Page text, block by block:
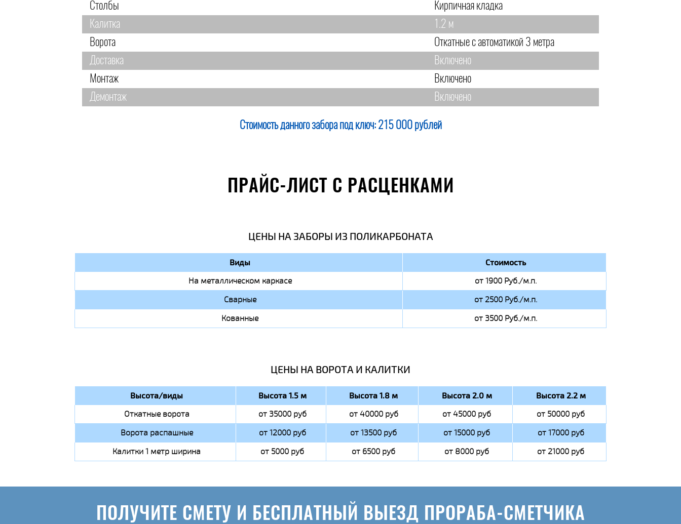
Столбы
Кирпичная кладка
Калитка
1.2 м
Ворота
Откатные с автоматикой 3 метра
Доставка
Включено
Монтаж
Включено
Демонтаж
Включено
Стоимость данного забора под ключ: 215 000 рублей
ПРАЙС-ЛИСТ С РАСЦЕНКАМИ
ЦЕНЫ НА ЗАБОРЫ ИЗ ПОЛИКАРБОНАТА
Виды Стоимость
На металлическом каркасе
от 1900 Руб./м.п.
Сварные
от 2500 Руб./м.п.
Кованные
от 3500 Руб./м.п.
ЦЕНЫ НА ВОРОТА И КАЛИТКИ
Высота/виды Высота 1.5 м Высота 1.8 м Высота 2.0 м Высота 2.2 м
Откатные ворота от 35000 руб от 40000 руб от 45000 руб
от 50000 руб
Ворота распашные
от 12000 руб от 13500 руб от 15000 руб
от 17000 руб
Калитки 1 метр ширина
от 5000 руб от 6500 руб от 8000 руб от 21000 руб
ПОЛУЧИТЕ СМЕТУ И БЕСПЛАТНЫЙ ВЫЕЗД ПРОРАБА-СМЕТЧИКА